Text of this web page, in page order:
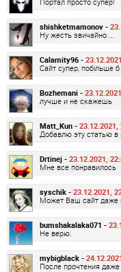
shishketmamonov -
Ну жесть звичайно ...
Calamity96 -
Сайт супер, побільше б
Bozhemani -
лучше и не скажешь
Matt_Kun - 23.12.2021,
Добавлю эту статью в
Drtinej - 23.12.2021,
Мне все понравилось
syschik - 23.12.2021,
Может Ваш сайт даже
bumshakalaka071 -
Не верю.
mybigblack -
После прочтения